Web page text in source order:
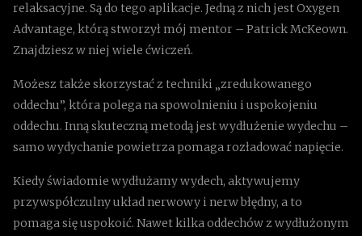
relaksacyjne. Są do tego aplikacje. Jedną z nich jest Oxygen
Advantage, którą stworzył mój mentor – Patrick McKeown.
Znajdziesz w niej wiele ćwiczeń.
Możesz także skorzystać z techniki „zredukowanego
oddechu”, która polega na spowolnieniu i uspokojeniu
oddechu. Inną skuteczną metodą jest wydłużenie wydechu –
samo wydychanie powietrza pomaga rozładować napięcie.
Kiedy świadomie wydłużamy wydech, aktywujemy
przywspółczulny układ nerwowy i nerw błędny, a to
pomaga się uspokoić. Nawet kilka oddechów z wydłużonym